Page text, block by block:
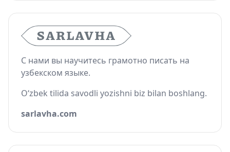
С нами вы научитесь грамотно писать на
узбекском языке.
O‘zbek tilida savodli yozishni biz bilan boshlang.
sarlavha.com